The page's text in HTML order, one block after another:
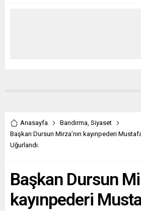
Anasayfa Bandırma, Siyaset
Başkan Dursun Mirza’nın kayınpederi
Uğurlandı.
Başkan Dursun
kayınpederi